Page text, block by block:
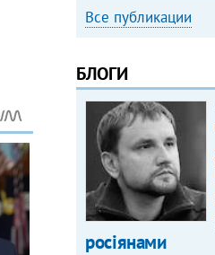
Все публикации
БЛОГИ
росіянами